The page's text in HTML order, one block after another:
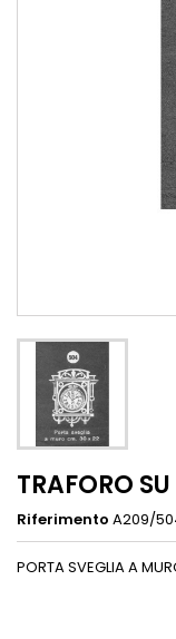
TRAFORO
Riferimento A209/
PORTA SVEGLIA A